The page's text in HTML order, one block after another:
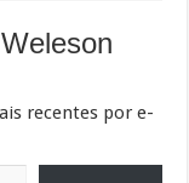
recentes por e-